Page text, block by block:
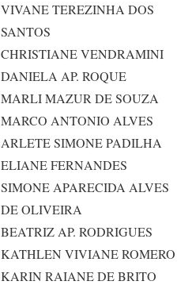
VIVANE TEREZINHA DOS
SANTOS
CHRISTIANE VENDRAMINI
DANIELA AP. ROQUE
MARLI MAZUR DE SOUZA
MARCO ANTONIO ALVES
ARLETE SIMONE PADILHA
ELIANE FERNANDES
SIMONE APARECIDA ALVES
DE OLIVEIRA
BEATRIZ AP. RODRIGUES
KATHLEN VIVIANE ROMERO
KARIN RAIANE DE BRITO